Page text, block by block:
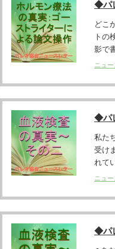
◆パ
どこ
トの
影で
ニュ
◆パ
私た
受け
れて
ニュ
◆パ